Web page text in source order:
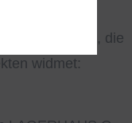
ihrer
gründen, die
widmet: